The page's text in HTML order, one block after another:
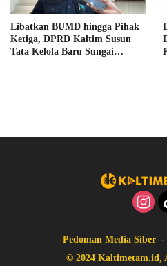
Libatkan BUMD hingga Pihak
Ketiga, DPRD Kaltim Susun
Tata Kelola Baru Sungai
Pedoman Media Siber
© 2024 Kaltimetam.id,